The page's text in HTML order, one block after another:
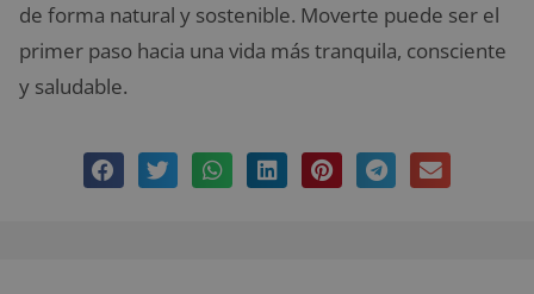
de forma natural y sostenible. Moverte puede ser el
primer paso hacia una vida más tranquila, consciente
y saludable.